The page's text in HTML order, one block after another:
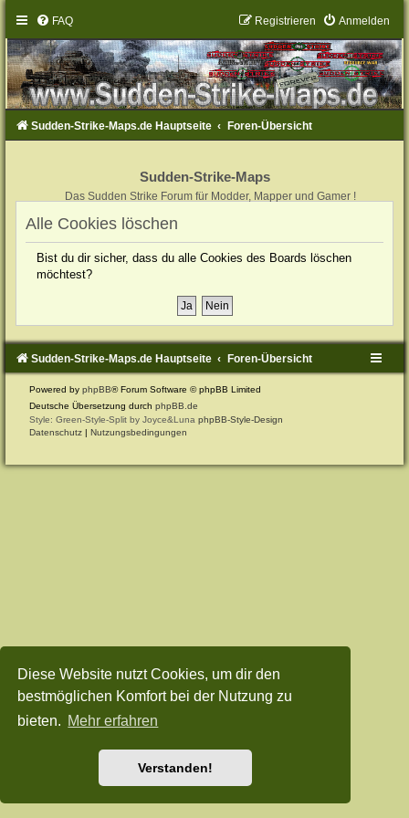
Diese Website nutzt Cookies, um dir den
bestmöglichen Komfort bei der Nutzung zu
bieten. Mehr erfahren
Verstanden!
FAQ Anmelden
Registrieren
Sudden-Strike-Maps.de Hauptseite Foren-Übersicht
Sudden-Strike-Maps
Das Sudden Strike Forum für Modder, Mapper und Gamer !
Alle Cookies löschen
Bist du dir sicher, dass du alle Cookies des Boards löschen
möchtest?
Sudden-Strike-Maps.de Hauptseite Foren-Übersicht
Powered byphpBB® Forum Software © phpBB Limited
Deutsche Übersetzung durchphpBB.de
Style: Green-Style-Split by Joyce&LunaphpBB-Style-Design
Datenschutz |Nutzungsbedingungen